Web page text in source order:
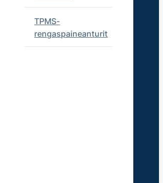
TPMS-
rengaspaineanturit